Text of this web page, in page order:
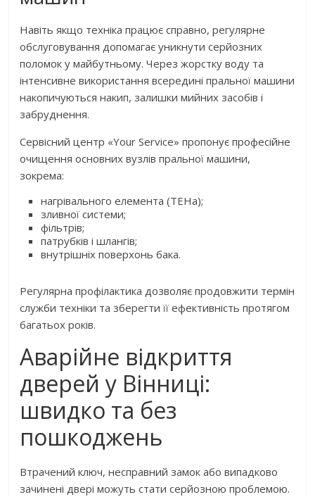
Навіть якщо техніка працює справно, регулярне
обслуговування допомагає уникнути серйозних
поломок у майбутньому. Через жорстку воду та
інтенсивне використання всередині пральної машини
накопичуються накип, залишки мийних засобів і
забруднення.
Сервісний центр «Your Service» пропонує професійне
очищення основних вузлів пральної машини,
зокрема:
нагрівального елемента (ТЕНа);
зливної системи;
фільтрів;
патрубків і шлангів;
внутрішніх поверхонь бака.
Регулярна профілактика дозволяє продовжити термін
служби техніки та зберегти її ефективність протягом
багатьох років.
Аварійне відкриття
дверей у Вінниці:
швидко та без
пошкоджень
Втрачений ключ, несправний замок або випадково
зачинені двері можуть стати серйозною проблемою.